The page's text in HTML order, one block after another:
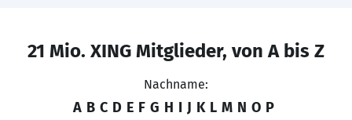
21 Mio. XING Mitglieder, von A bis Z
Nachname:
A B C D E F G H I J K L M N O P